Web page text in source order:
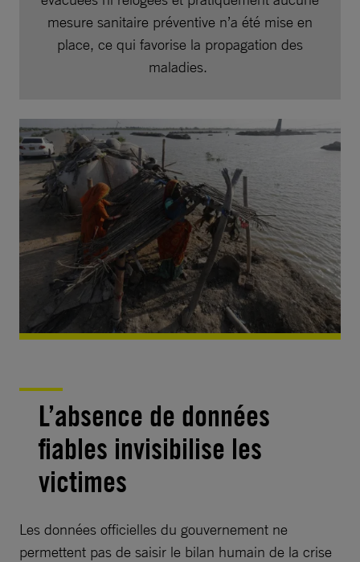
mesure sanitaire préventive n’a été mise en
place, ce qui favorise la propagation des
maladies.
L’absence de données
fiables invisibilise les
victimes
Les données officielles du gouvernement ne
permettent pas de saisir le bilan humain de la crise